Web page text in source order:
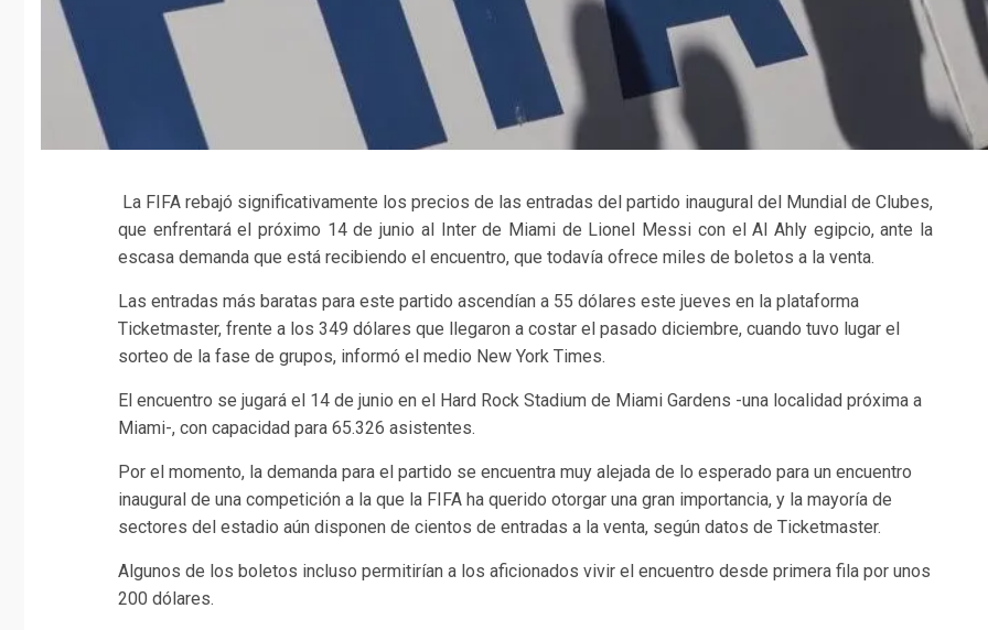
La FIFA rebajó significativamente los precios de las entradas del partido inaugural del Mundial de Clubes,
que enfrentará el próximo 14 de junio al Inter de Miami de Lionel Messi con el Al Ahly egipcio, ante la
escasa demanda que está recibiendo el encuentro, que todavía ofrece miles de boletos a la venta.
Las entradas más baratas para este partido ascendían a 55 dólares este jueves en la plataforma
Ticketmaster, frente a los 349 dólares que llegaron a costar el pasado diciembre, cuando tuvo lugar el
sorteo de la fase de grupos, informó el medio New York Times.
El encuentro se jugará el 14 de junio en el Hard Rock Stadium de Miami Gardens -una localidad próxima a
Miami-, con capacidad para 65.326 asistentes.
Por el momento, la demanda para el partido se encuentra muy alejada de lo esperado para un encuentro
inaugural de una competición a la que la FIFA ha querido otorgar una gran importancia, y la mayoría de
sectores del estadio aún disponen de cientos de entradas a la venta, según datos de Ticketmaster.
Algunos de los boletos incluso permitirían a los aficionados vivir el encuentro desde primera fila por unos
200 dólares.